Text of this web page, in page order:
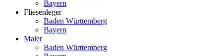
Bayern
Fliesenleger
Baden Württemberg
Bayern
Maler
Baden Württemberg